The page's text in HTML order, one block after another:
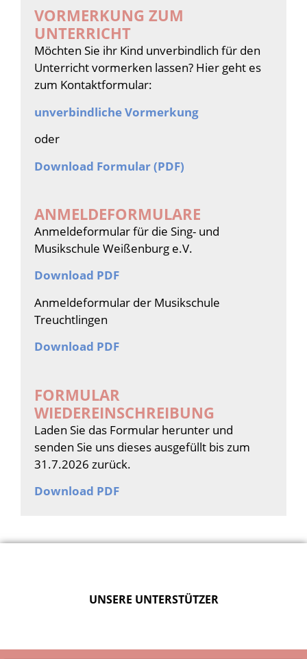
VORMERKUNG ZUM
UNTERRICHT
Möchten Sie ihr Kind unverbindlich für den
Unterricht vormerken lassen? Hier geht es
zum Kontaktformular:
unverbindliche Vormerkung
oder
Download Formular (PDF)
ANMELDEFORMULARE
Anmeldeformular für die Sing- und
Musikschule Weißenburg e.V.
Download PDF
Anmeldeformular der Musikschule
Treuchtlingen
Download PDF
FORMULAR
WIEDEREINSCHREIBUNG
Laden Sie das Formular herunter und
senden Sie uns dieses ausgefüllt bis zum
31.7.2026 zurück.
Download PDF
UNSERE UNTERSTÜTZER